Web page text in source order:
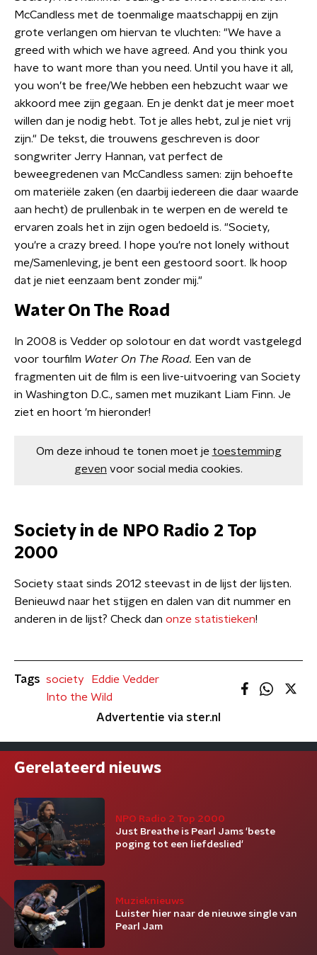
McCandless met de toenmalige maatschappij en zijn
grote verlangen om hiervan te vluchten: "We have a
greed with which we have agreed. And you think you
have to want more than you need. Until you have it all,
you won’t be free/We hebben een hebzucht waar we
akkoord mee zijn gegaan. En je denkt dat je meer moet
willen dan je nodig hebt. Tot je alles hebt, zul je niet vrij
zijn." De tekst, die trouwens geschreven is door
songwriter Jerry Hannan, vat perfect de
beweegredenen van McCandless samen: zijn behoefte
om materiële zaken (en daarbij iedereen die daar waarde
aan hecht) de prullenbak in te werpen en de wereld te
ervaren zoals het in zijn ogen bedoeld is. "Society,
you're a crazy breed. I hope you're not lonely without
me/Samenleving, je bent een gestoord soort. Ik hoop
dat je niet eenzaam bent zonder mij."
Water On The Road
In 2008 is Vedder op solotour en dat wordt vastgelegd
voor tourfilm Water On The Road. Een van de
fragmenten uit de film is een live-uitvoering van Society
in Washington D.C., samen met muzikant Liam Finn. Je
ziet en hoort 'm hieronder!
Om deze inhoud te tonen moet je toestemming
geven voor social media cookies.
Society in de NPO Radio 2 Top
2000
Society staat sinds 2012 steevast in de lijst der lijsten.
Benieuwd naar het stijgen en dalen van dit nummer en
anderen in de lijst? Check dan onze statistieken!
Tags society
Eddie Vedder
Into the Wild
Advertentie via ster.nl
Gerelateerd nieuws
NPO Radio 2 Top 2000
Just Breathe is Pearl Jams 'beste
poging tot een liefdeslied'
Muzieknieuws
Luister hier naar de nieuwe single van
Pearl Jam